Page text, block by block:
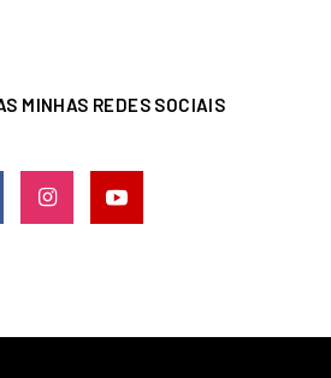
MINHAS REDES SOCIAIS